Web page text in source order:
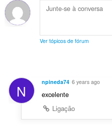
Ver tópicos de fórum
N npineda74 6 years ago
excelente
Ligação